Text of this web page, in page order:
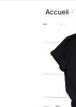
Accueil /